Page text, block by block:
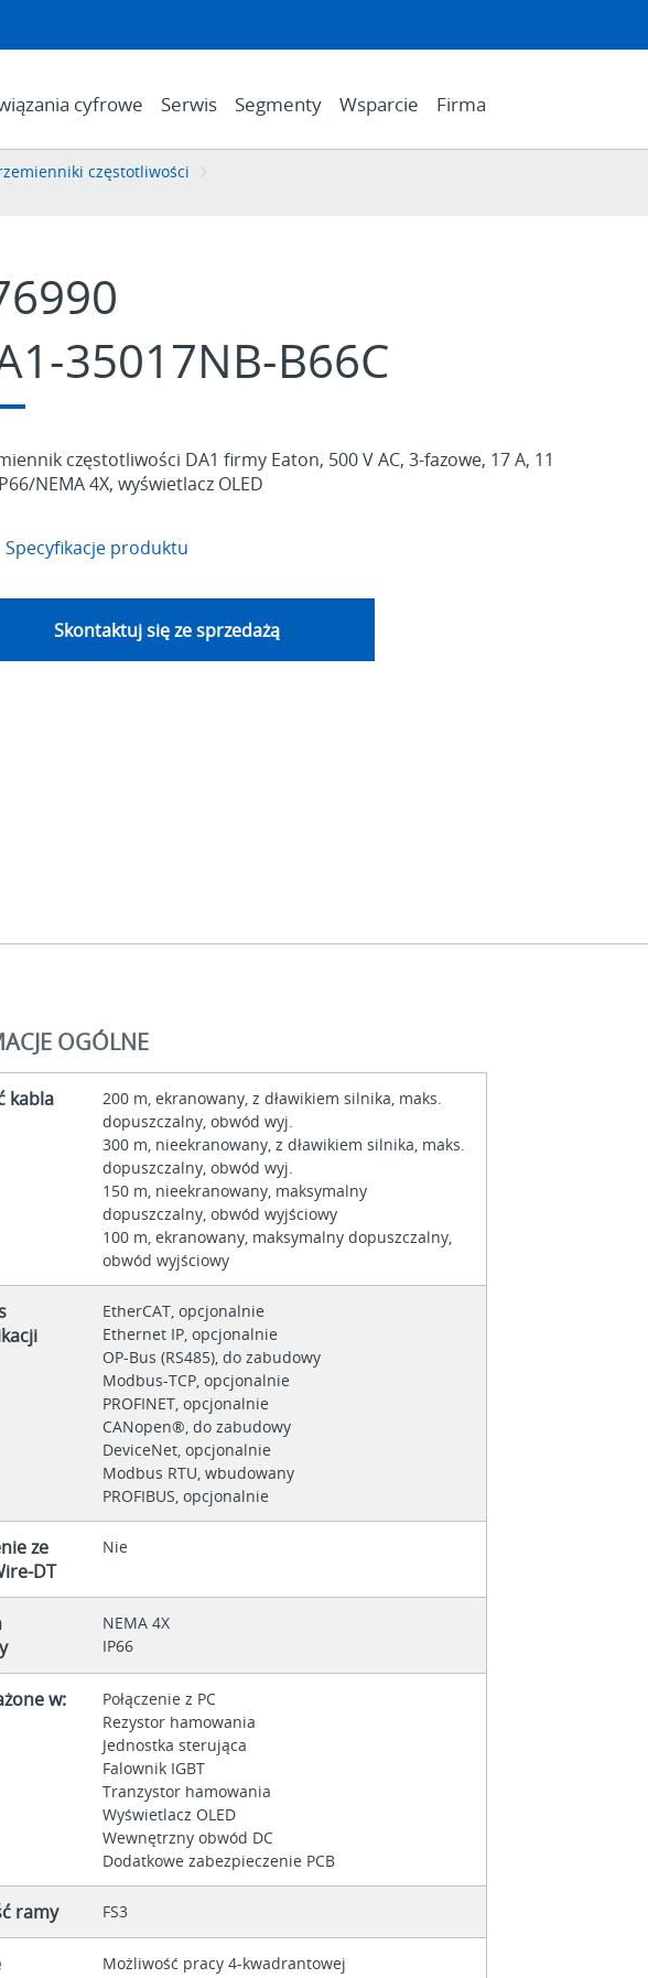
cyfrowe Serwis Segmenty Wsparcie Firma
częstotliwości
35017NB-B66C
częstotliwości DA1 firmy Eaton, 500 V AC, 3-fazowe, 17 A, 11
NEMA 4X, wyświetlacz OLED
Specyfikacje produktu
Skontaktuj się ze sprzedażą
OGÓLNE
kabla
200 m, ekranowany, z dławikiem silnika, maks.
dopuszczalny, obwód wyj.
300 m, nieekranowany, z dławikiem silnika, maks.
dopuszczalny, obwód wyj.
150 m, nieekranowany, maksymalny
dopuszczalny, obwód wyjściowy
100 m, ekranowany, maksymalny dopuszczalny,
obwód wyjściowy
EtherCAT, opcjonalnie
Ethernet IP, opcjonalnie
OP-Bus (RS485), do zabudowy
Modbus-TCP, opcjonalnie
PROFINET, opcjonalnie
CANopen®, do zabudowy
DeviceNet, opcjonalnie
Modbus RTU, wbudowany
PROFIBUS, opcjonalnie
ze
DT
Nie
NEMA 4X
IP66
w:
Połączenie z PC
Rezystor hamowania
Jednostka sterująca
Falownik IGBT
Tranzystor hamowania
Wyświetlacz OLED
Wewnętrzny obwód DC
Dodatkowe zabezpieczenie PCB
ramy FS3
Możliwość pracy 4-kwadrantowej